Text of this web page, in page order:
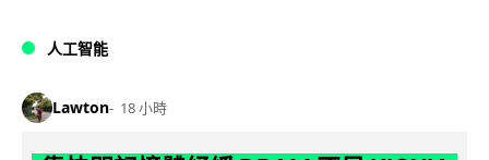
人工智能
Lawton 18 小時